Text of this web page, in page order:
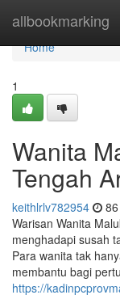
allbookmarking
Home
Home
1
Wanita
Tengah
keithlrlv782954
Warisan Wanita
menghadapi susah
Para wanita tak
membantu bagi
https://